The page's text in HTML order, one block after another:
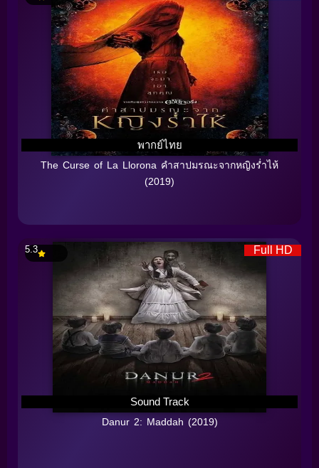
พากย์ไทย
The Curse of La Llorona คำสาปมรณะจากหญิงร่ำไห้
(2019)
Full HD
Sound Track
5.3
Danur 2: Maddah (2019)